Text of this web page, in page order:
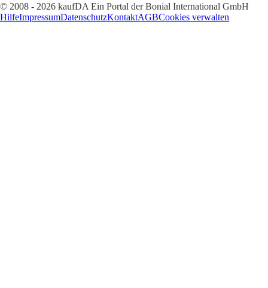
© 2008 - 2026 kaufDA Ein Portal der Bonial International GmbH
HilfeImpressumDatenschutzKontaktAGBCookies verwalten